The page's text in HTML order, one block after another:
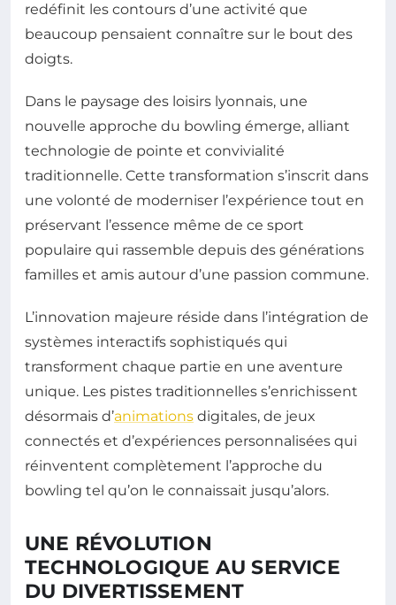
redéfinit les contours d’une activité que
beaucoup pensaient connaître sur le bout des
doigts.
Dans le paysage des loisirs lyonnais, une
nouvelle approche du bowling émerge, alliant
technologie de pointe et convivialité
traditionnelle. Cette transformation s’inscrit dans
une volonté de moderniser l’expérience tout en
préservant l’essence même de ce sport
populaire qui rassemble depuis des générations
familles et amis autour d’une passion commune.
L’innovation majeure réside dans l’intégration de
systèmes interactifs sophistiqués qui
transforment chaque partie en une aventure
unique. Les pistes traditionnelles s’enrichissent
désormais d’animations digitales, de jeux
connectés et d’expériences personnalisées qui
réinventent complètement l’approche du
bowling tel qu’on le connaissait jusqu’alors.
UNE RÉVOLUTION
TECHNOLOGIQUE AU SERVICE
DU DIVERTISSEMENT